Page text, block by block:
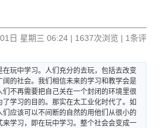
日 星期三 06:24 | 1637次浏览 | 1条评
在玩中学习。人们充分的去玩，包括去改变
阔 的社会。我们相信未来的学习和教学会是
们不再需要把自 己关在一个封闭的环境里很
了学习的目的。那实在太工业化时代了。 如
们应该可 以不间断的 自然的用他们从很小的
来学习，即在玩中学习。整个社会会变成一